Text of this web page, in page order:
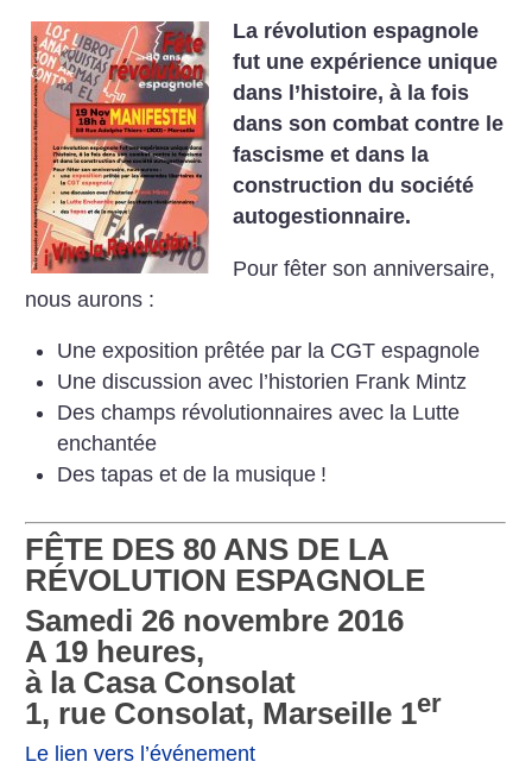
La révolution espagnole
fut une expérience unique
dans l’histoire, à la fois
dans son combat contre le
fascisme et dans la
construction du société
autogestionnaire.
Pour fêter son anniversaire,
nous aurons :
Une exposition prêtée par la CGT espagnole
Une discussion avec l’historien Frank Mintz
Des champs révolutionnaires avec la Lutte
enchantée
Des tapas et de la musique !
FÊTE DES 80 ANS DE LA
RÉVOLUTION ESPAGNOLE
Samedi 26 novembre 2016
A 19 heures,
à la Casa Consolat
1, rue Consolat, Marseille 1er
Le lien vers l’événement